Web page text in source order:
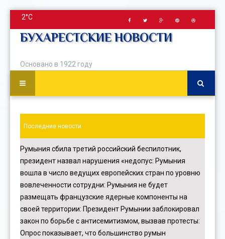
2°C
БУХАРЕСТСКИЕ НОВОСТИ
Основано в 1922 году
Последние новости
Румыния сбила третий российский беспилотник,
президент назвал нарушения «недопус: Румыния
вошла в число ведущих европейских стран по уровню
вовлеченности сотрудни: Румыния не будет
размещать французские ядерные компоненты на
своей территории: Президент Румынии заблокировал
закон по борьбе с антисемитизмом, вызвав протесты:
Опрос показывает, что большинство румын